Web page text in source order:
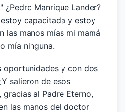
¿Pedro Manrique Lander?
capacitada y estoy
las manos mías mi mamá
mía ninguna.
oportunidades y con dos
salieron de esos
gracias al Padre Eterno,
las manos del doctor